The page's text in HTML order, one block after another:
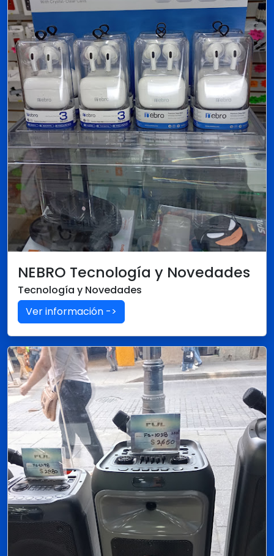
NEBRO Tecnología y Novedades
Tecnología y Novedades
Ver información ->